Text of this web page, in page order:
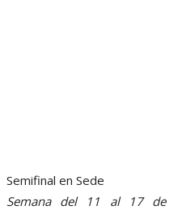
Semifinal en Sede
Semana del 11 al 17 de